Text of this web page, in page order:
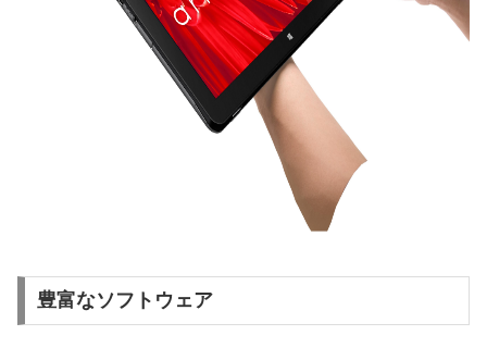
豊富なソフトウェア